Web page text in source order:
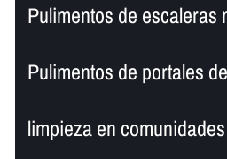
Pulimentos de escaleras
Pulimentos de portales
limpieza en